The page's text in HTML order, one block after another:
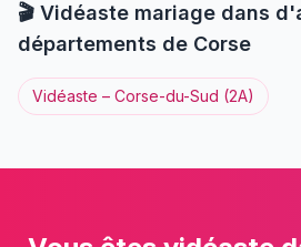
🎬 Vidéaste mariage dans
départements de Corse
Vidéaste – Corse-du-Sud (2A)